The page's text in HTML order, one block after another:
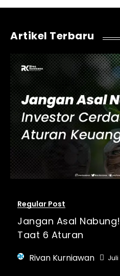
Artikel Terbaru
Regular Post
Jangan Asal
Taat 6 Aturan
Rivan Kurniawan Juli